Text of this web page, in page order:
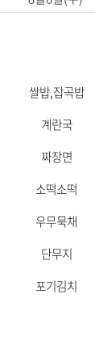
쌀밥,잡곡밥
계란국
짜장면
소떡소떡
우무묵채
단무지
포기김치